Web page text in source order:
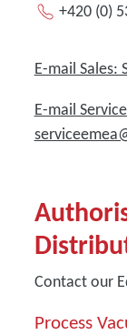
+420 (0)
E-mail Sales:
E-mail
Contact our
Process